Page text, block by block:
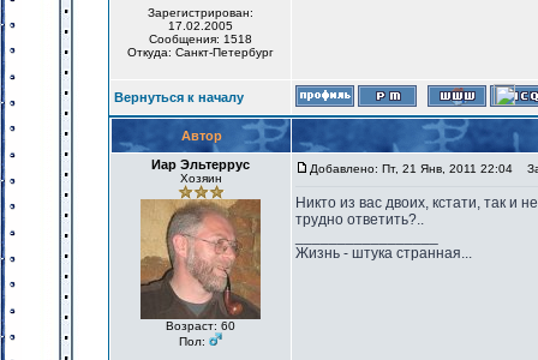
Зарегистрирован:
17.02.2005
Сообщения: 1518
Откуда: Санкт-Петербург
Вернуться к началу
Автор
Иар Эльтеррус
Хозяин
Возраст: 60
Пол:
Добавлено: Пт, 21 Янв, 2011 22:04
Никто из вас двоих, кстати, так и
трудно ответить?..
Жизнь - штука странная...